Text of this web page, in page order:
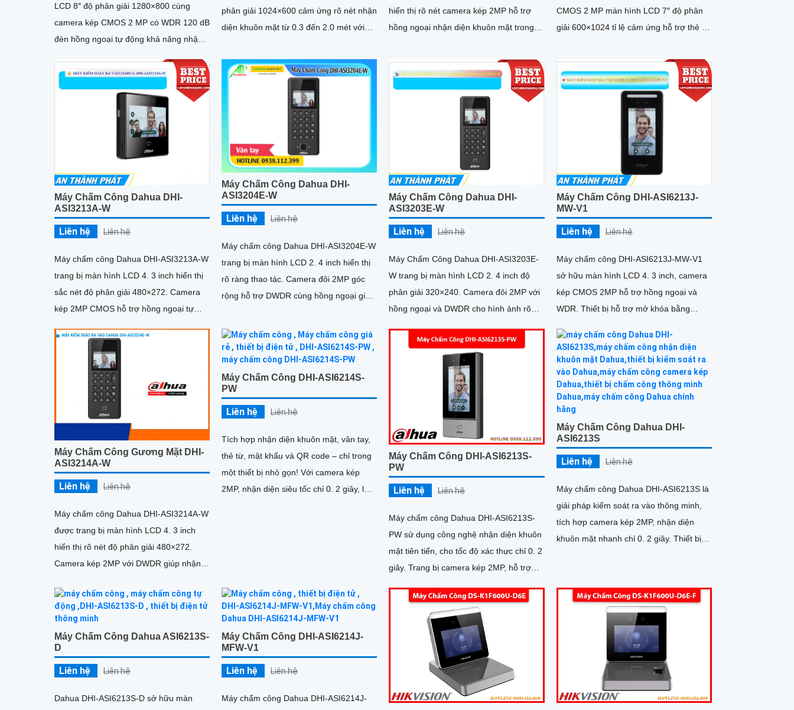
LCD 8″ độ phân giải 1280×800 cùng
camera kép CMOS 2 MP có WDR 120 dB
đèn hồng ngoại tự động khả năng nhận
chỉ 0,2s độ chính xác lên đến 99,9% hỗ
trợ đồng thời 6 khuôn mặt trong một lần
quét lưu trữ tới 100.000 khuôn mặt cùng
100.000 người dùng cùng lúc.
phân giải 1024×600 cảm ứng rõ nét nhận
diện khuôn mặt từ 0.3 đến 2.0 mét với
lưu trữ lên tới 50.000 khuôn mặt 100.000
thẻ 10.000 dấu vân tay kèm 300.000 bản
ghi đảm bảo quản lý lớn hiệu quả cao.
hiển thị rõ nét camera kép 2MP hỗ trợ
hồng ngoại nhận diện khuôn mặt trong
6000 người dùng cùng 300.000 bản ghi
kết nối linh hoạt qua LAN WiFi và PoE
đạt chuẩn IP65 chống bụi nước phù hợp
dùng cả ngoài trời lẫn trong nhà.
CMOS 2 MP màn hình LCD 7″ độ phân
giải 600×1024 tỉ lệ cảm ứng hỗ trợ thẻ IC
300.000 bản ghi cho khả năng lưu trữ
50.000 khuôn mặt và 100.000 thẻ người
dùng đáp ứng môi trường ngoài trời từ
-30 °C đến +60 °C chuẩn IP65.
Máy Chấm Công Dahua DHI-
ASI3213A-W
Liên hệ Liên hệ
Máy chấm công Dahua DHI-ASI3213A-W
trang bị màn hình LCD 4. 3 inch hiển thị
sắc nét độ phân giải 480×272. Camera
kép 2MP CMOS hỗ trợ hồng ngoại tự
Máy Chấm Công Dahua DHI-
ASI3204E-W
Liên hệ Liên hệ
Máy chấm công Dahua DHI-ASI3204E-W
trang bị màn hình LCD 2. 4 inch hiển thị
rõ ràng thao tác. Camera đôi 2MP góc
rộng hỗ trợ DWDR cùng hồng ngoại giúp
Máy Chấm Công Dahua DHI-
ASI3203E-W
Liên hệ Liên hệ
Máy Chấm Công Dahua DHI-ASI3203E-
W trang bị màn hình LCD 2. 4 inch độ
phân giải 320×240. Camera đôi 2MP với
hồng ngoại và DWDR cho hình ảnh rõ
Máy Chấm Công DHI-ASI6213J-
MW-V1
Liên hệ Liên hệ
Máy chấm công DHI-ASI6213J-MW-V1
sở hữu màn hình LCD 4. 3 inch, camera
kép CMOS 2MP hỗ trợ hồng ngoại và
WDR. Thiết bị hỗ trợ mở khóa bằng
dung lượng 20
Máy Chấm Công Gương Mặt DHI-
ASI3214A-W
Liên hệ Liên hệ
Máy chấm công Dahua DHI-ASI3214A-W
được trang bị màn hình LCD 4. 3 inch
hiển thị rõ nét độ phân giải 480×272.
Camera kép 2MP với DWDR giúp nhận
Máy Chấm Công DHI-ASI6214S-
PW
Liên hệ Liên hệ
Tích hợp nhận diện khuôn mặt, vân tay,
thẻ từ, mật khẩu và QR code – chỉ trong
một thiết bị nhỏ gọn! Với camera kép
2MP, nhận diện siêu tốc chỉ 0. 2 giây, lưu
Máy Chấm Công DHI-ASI6213S-
PW
Liên hệ Liên hệ
Máy chấm công Dahua DHI-ASI6213S-
PW sử dụng công nghệ nhận diện khuôn
mặt tiên tiến, cho tốc độ xác thực chỉ 0. 2
giây. Trang bị camera kép 2MP, hỗ trợ
Máy Chấm Công Dahua DHI-
ASI6213S
Liên hệ Liên hệ
Máy chấm công Dahua DHI-ASI6213S là
giải pháp kiểm soát ra vào thông minh,
tích hợp camera kép 2MP, nhận diện
khuôn mặt nhanh chỉ 0. 2 giây. Thiết bị
Máy Chấm Công Dahua ASI6213S-
D
Liên hệ Liên hệ
Dahua DHI-ASI6213S-D sở hữu màn
Máy Chấm Công DHI-ASI6214J-
MFW-V1
Liên hệ Liên hệ
Máy chấm công Dahua DHI-ASI6214J-